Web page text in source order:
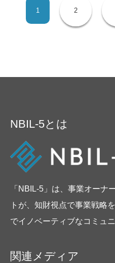
1 2
NBIL-5とは
「NBIL-5」は、事業オーナ
トが、知財視点で事業戦略
でイノベーティブなコミュニ
関連メディア